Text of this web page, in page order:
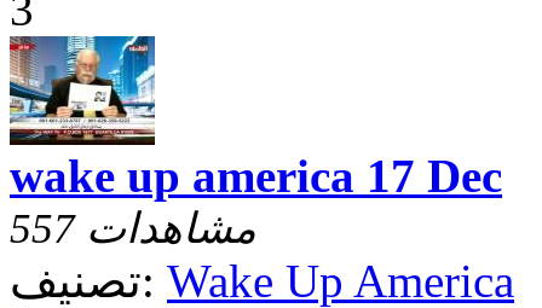
wake up america 17 Dec
557 مشاهدات
تصنيف: Wake Up America